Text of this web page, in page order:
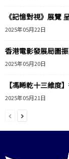
《記憶對視》展覽
2025年05月22日
香港電影發展局圖
2025年05月20日
【馮睎乾十三維度
2025年05月21日